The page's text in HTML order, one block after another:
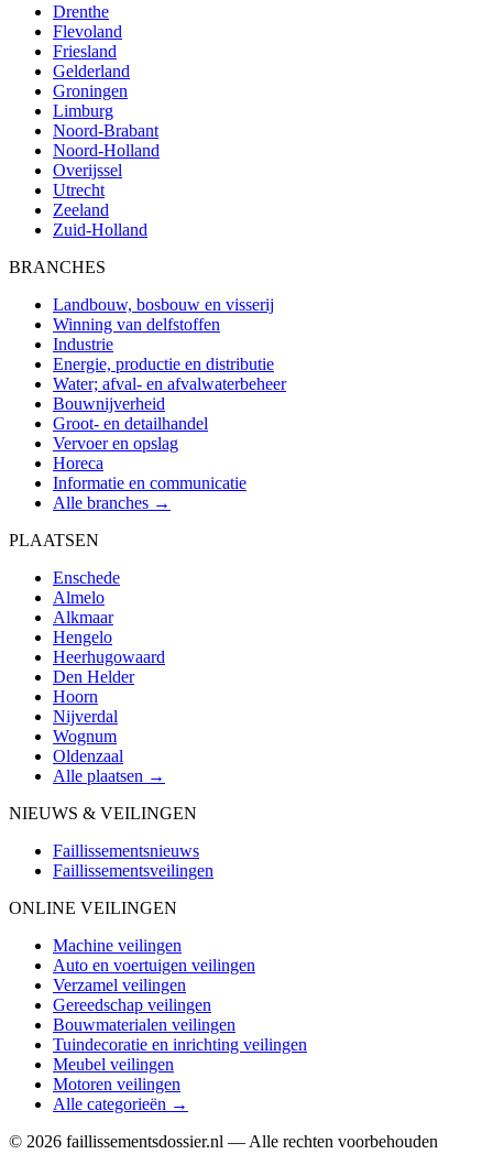
Drenthe
Flevoland
Friesland
Gelderland
Groningen
Limburg
Noord-Brabant
Noord-Holland
Overijssel
Utrecht
Zeeland
Zuid-Holland
BRANCHES
Landbouw, bosbouw en visserij
Winning van delfstoffen
Industrie
Energie, productie en distributie
Water; afval- en afvalwaterbeheer
Bouwnijverheid
Groot- en detailhandel
Vervoer en opslag
Horeca
Informatie en communicatie
Alle branches →
PLAATSEN
Enschede
Almelo
Alkmaar
Hengelo
Heerhugowaard
Den Helder
Hoorn
Nijverdal
Wognum
Oldenzaal
Alle plaatsen →
NIEUWS & VEILINGEN
Faillissementsnieuws
Faillissementsveilingen
ONLINE VEILINGEN
Machine veilingen
Auto en voertuigen veilingen
Verzamel veilingen
Gereedschap veilingen
Bouwmaterialen veilingen
Tuindecoratie en inrichting veilingen
Meubel veilingen
Motoren veilingen
Alle categorieën →
© 2026 faillissementsdossier.nl — Alle rechten voorbehouden